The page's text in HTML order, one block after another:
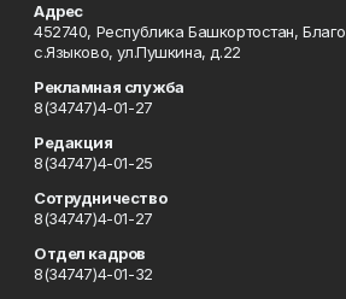
Адрес
452740, Республика Башкортостан,
с.Языково, ул.Пушкина, д.22
Рекламная служба
8(34747)4-01-27
Редакция
8(34747)4-01-25
Сотрудничество
8(34747)4-01-27
Отдел кадров
8(34747)4-01-32